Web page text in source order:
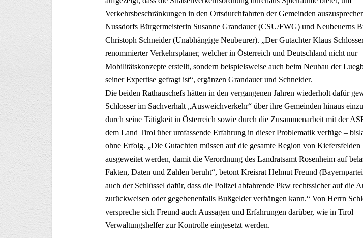
Verkehrsbeschränkungen in den Ortsdurchfahrten der Gemeinden
Nussdorfs Bürgermeisterin Susanne Grandauer (CSU/FWG) und Neubeuerns
Christoph Schneider (Unabhängige Neubeurer). „Der Gutachter Klaus
renommierter Verkehrsplaner, welcher in Österreich und Deutschland nicht nur
Mobilitätskonzepte erstellt, sondern beispielsweise auch beim Neubau der
seiner Expertise gefragt ist“, ergänzen Grandauer und Schneider.
Die beiden Rathauschefs hätten in den vergangenen Jahren wiederholt dafür
Schlosser im Sachverhalt „Ausweichverkehr“ über ihre Gemeinden hinaus
durch seine Tätigkeit in Österreich sowie durch die Zusammenarbeit mit der
dem Land Tirol über umfassende Erfahrung in dieser Problematik verfüge –
ohne Erfolg. „Die Gutachten müssen auf die gesamte Region von Kiefersfelden
ausgeweitet werden, damit die Verordnung des Landratsamt Rosenheim auf
Fakten, Daten und Zahlen beruht“, betont Kreisrat Helmut Freund
auch der Schlüssel dafür, dass die Polizei abfahrende Pkw rechtssicher auf die
zurückweisen oder gegebenenfalls Bußgelder verhängen kann.“ Von Herrn
verspreche sich Freund auch Aussagen und Erfahrungen darüber, wie in Tirol
Verwaltungshelfer zur Kontrolle eingesetzt werden.